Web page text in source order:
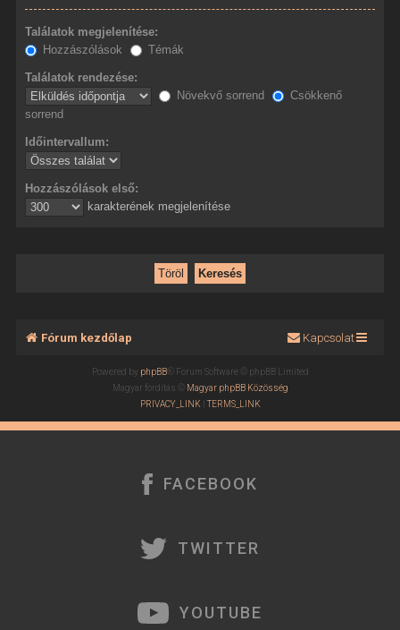
Találatok megjelenítése:
Hozzászólások
Témák
Találatok rendezése:
Növekvő sorrend
Csökkenő
sorrend
Időintervallum:
Hozzászólások első:
karakterének megjelenítése
Fórum kezdőlap Kapcsolat
Powered by phpBB® Forum Software © phpBB Limited
Magyar fordítás © Magyar phpBB Közösség
PRIVACY_LINK|TERMS_LINK
FACEBOOK
TWITTER
YOUTUBE